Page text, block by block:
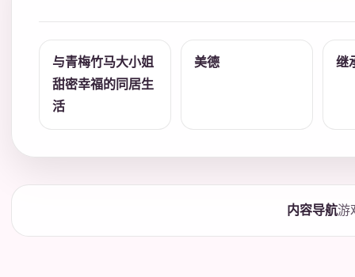
与青梅竹马大小姐
甜密幸福的同居生
活
美德 继
内容导航游